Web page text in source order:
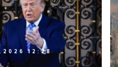
12:28